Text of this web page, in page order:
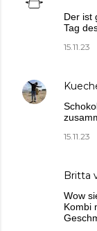
Der ist
Tag
15.11.23
15.11.23
Britta
Wow
Kombi